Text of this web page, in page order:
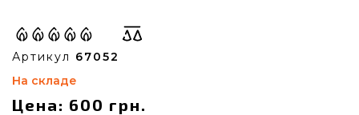
Артикул 67052
На складе
Цена: 600 грн.